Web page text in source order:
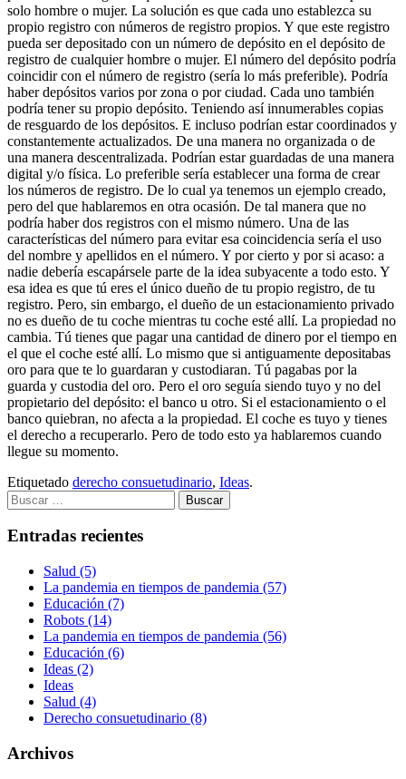
solo hombre o mujer. La solución es que cada uno establezca su
propio registro con números de registro propios. Y que este registro
pueda ser depositado con un número de depósito en el depósito de
registro de cualquier hombre o mujer. El número del depósito podría
coincidir con el número de registro (sería lo más preferible). Podría
haber depósitos varios por zona o por ciudad. Cada uno también
podría tener su propio depósito. Teniendo así innumerables copias
de resguardo de los depósitos. E incluso podrían estar coordinados y
constantemente actualizados. De una manera no organizada o de
una manera descentralizada. Podrían estar guardadas de una manera
digital y/o física. Lo preferible sería establecer una forma de crear
los números de registro. De lo cual ya tenemos un ejemplo creado,
pero del que hablaremos en otra ocasión. De tal manera que no
podría haber dos registros con el mismo número. Una de las
características del número para evitar esa coincidencia sería el uso
del nombre y apellidos en el número. Y por cierto y por si acaso: a
nadie debería escapársele parte de la idea subyacente a todo esto. Y
esa idea es que tú eres el único dueño de tu propio registro, de tu
registro. Pero, sin embargo, el dueño de un estacionamiento privado
no es dueño de tu coche mientras tu coche esté allí. La propiedad no
cambia. Tú tienes que pagar una cantidad de dinero por el tiempo en
el que el coche esté allí. Lo mismo que si antiguamente depositabas
oro para que te lo guardaran y custodiaran. Tú pagabas por la
guarda y custodia del oro. Pero el oro seguía siendo tuyo y no del
propietario del depósito: el banco u otro. Si el estacionamiento o el
banco quiebran, no afecta a la propiedad. El coche es tuyo y tienes
el derecho a recuperarlo. Pero de todo esto ya hablaremos cuando
llegue su momento.
Etiquetado derecho consuetudinario, Ideas.
Buscar:
Entradas recientes
Salud (5)
La pandemia en tiempos de pandemia (57)
Educación (7)
Robots (14)
La pandemia en tiempos de pandemia (56)
Educación (6)
Ideas (2)
Ideas
Salud (4)
Derecho consuetudinario (8)
Archivos